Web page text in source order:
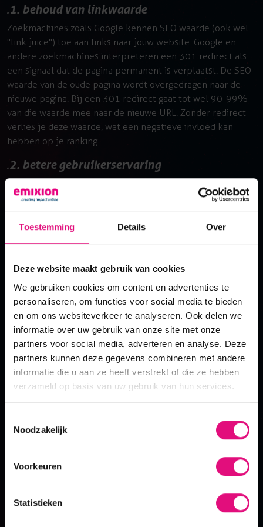
Toestemming Details Over
Deze website maakt gebruik van cookies
We gebruiken cookies om content en advertenties te
personaliseren, om functies voor social media te bieden
en om ons websiteverkeer te analyseren. Ook delen we
informatie over uw gebruik van onze site met onze
partners voor social media, adverteren en analyse. Deze
partners kunnen deze gegevens combineren met andere
informatie die u aan ze heeft verstrekt of die ze hebben
verzameld op basis van uw gebruik van hun services.
Noodzakelijk
Voorkeuren
Statistieken
1. behoud van linkwaarde
Zoekmachines zoals Google kennen SEO waarde (ook wel
"link juice") toe aan links naar jouw website. Google en
andere zoekmachines interpreteren een 301 redirect als
een signaal dat de pagina permanent is verplaatst. De SEO
waarde van de oude pagina wordt overgedragen naar de
nieuwe pagina. Bij een 301 redirect gaat tot wel 90-99%
van die waarde mee naar de nieuwe URL. Zonder redirect
verlies je deze waarde, wat een negatieve invloed kan
hebben op je ranking.
2. betere gebruikerservaring
foutmelding. Door een redirect in te stellen, zorg je ervoor
dat bezoekers probleemloos naar de juiste pagina worden
geleid. Ook geven een 301 in plaats van 404 foutmelding
3. migraties en herstructurering van websites
Bij het verhuizen naar een nieuw domein of het
herstructureren van je website helpt een 301 redirect om
je oude bezoekers te behouden én zoekmachines te
informeren over de wijzigingen.
4. vermijden van dubbele content
301 redirects helpen je om dubbele content te
voorkomen. Zoekmachines hebben moeite met dubbele
wanneer gebruik je een 301 redirect?
our mission
the crew
vacatures
blog